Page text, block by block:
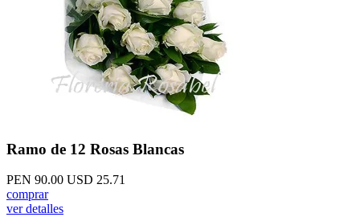
Ramo de 12 Rosas Blancas
PEN 90.00 USD 25.71
comprar
ver detalles